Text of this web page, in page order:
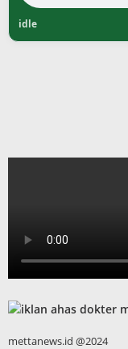
idle
mettanews.id @2024